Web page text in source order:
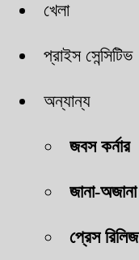
খেলা
প্রাইস সেন্সিটিভ
অন্যান্য
জবস কর্নার
জানা-অজানা
প্রেস রিলিজ